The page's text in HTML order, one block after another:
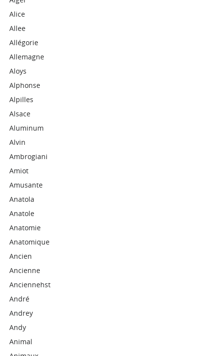
Alice
Allee
Allégorie
Allemagne
Aloys
Alphonse
Alpilles
Alsace
Aluminum
Alvin
Ambrogiani
Amiot
Amusante
Anatola
Anatole
Anatomie
Anatomique
Ancien
Ancienne
Anciennehst
André
Andrey
Andy
Animal